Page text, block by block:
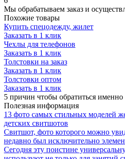
Мы обрабатываем заказ и
Похожие товары
Купить спецодежду, жилет
Заказать в 1 клик
Чехлы для телефонов
Заказать в 1 клик
Толстовки на заказ
Заказать в 1 клик
Толстовки оптом
Заказать в 1 клик
5 причин чтобы обратиться
Полезная информация
13 фото самых стильных моделей
детских свитшотов
Свитшот, фото которого можно
недавно был исключительно
Сегодня эту поистине